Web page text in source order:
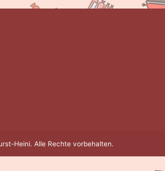
Heini. Alle Rechte vorbehalten.